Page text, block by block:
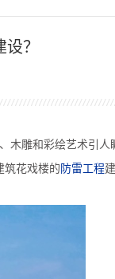
？
木雕和彩绘艺术引
筑花戏楼的 防雷工程